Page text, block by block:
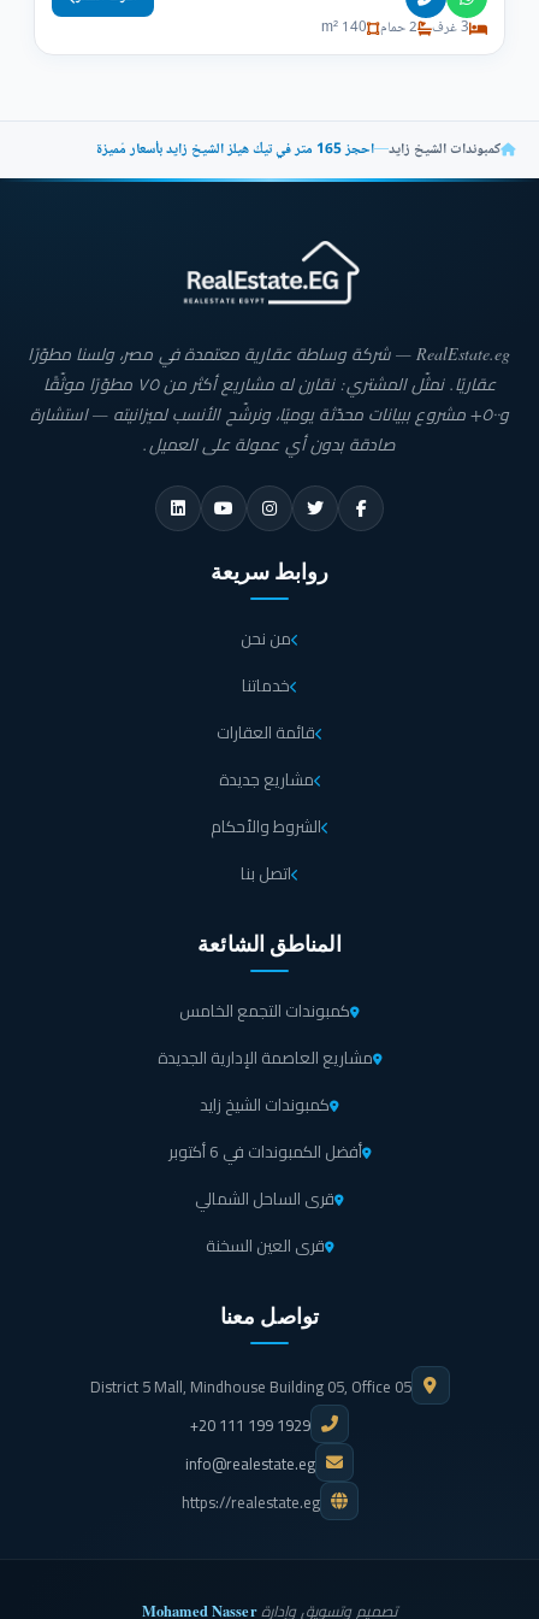
3 غرف 2 حمام 140 m²
كمبوندات الشيخ زايد—احجز 165 متر في تيك هيلز الشيخ زايد بأسعار مُميزة
RealEstate.eg — شركة وساطة عقارية معتمدة في مصر، ولسنا مطوّرًا
عقاريًا. نمثّل المشتري: نقارن له مشاريع أكثر من ٧٥ مطوّرًا موثّقًا
و٥٠٠+ مشروع ببيانات محدّثة يوميًا، ونرشّح الأنسب لميزانيته — استشارة
صادقة بدون أي عمولة على العميل.
روابط سريعة
من نحن
خدماتنا
قائمة العقارات
مشاريع جديدة
الشروط والأحكام
اتصل بنا
المناطق الشائعة
كمبوندات التجمع الخامس
مشاريع العاصمة الإدارية الجديدة
كمبوندات الشيخ زايد
أفضل الكمبوندات في 6 أكتوبر
قرى الساحل الشمالي
قرى العين السخنة
تواصل معنا
District 5 Mall, Mindhouse Building 05, Office 05
+20 111 199 1929
info@realestate.eg
https://realestate.eg
تصميم وتسويق وإدارةMohamed Nasser